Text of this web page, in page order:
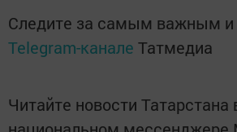
Следите за самым важным и
Telegram-канале Татмедиа
Читайте новости Татарстана